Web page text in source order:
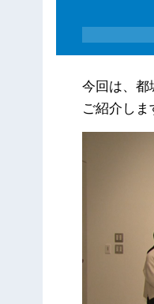
今回は、都
ご紹介しま